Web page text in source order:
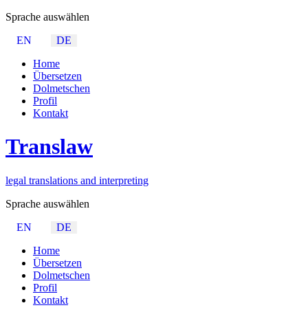
Sprache auswählen
EN
DE
Home
Übersetzen
Dolmetschen
Profil
Kontakt
Translaw
legal translations and interpreting
Sprache auswählen
EN
DE
Home
Übersetzen
Dolmetschen
Profil
Kontakt